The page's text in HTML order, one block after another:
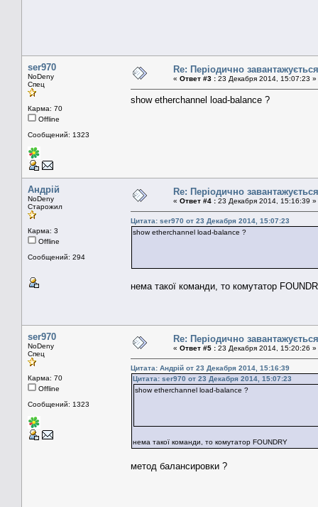
ser970
NoDeny
Спец
Карма: 70
Offline
Сообщений: 1323
Re: Періодично
« Ответ #3 : 23 Декабря 2014, 15:07:23 »
show etherchannel load-balance ?
Андрій
NoDeny
Старожил
Карма: 3
Offline
Сообщений: 294
Re: Періодично
« Ответ #4 : 23 Декабря 2014, 15:16:39 »
Цитата: ser970 от 23 Декабря 2014, 15:07:23
show etherchannel load-balance ?
нема такої команди, то комутатор
ser970
NoDeny
Спец
Карма: 70
Offline
Сообщений: 1323
Re: Періодично
« Ответ #5 : 23 Декабря 2014, 15:20:26 »
Цитата: Андрій от 23 Декабря 2014, 15:16:39
Цитата: ser970 от 23 Декабря 2014, 15:07:23
show etherchannel load-balance ?
нема такої команди, то комутатор FOUNDRY
метод балансировки ?